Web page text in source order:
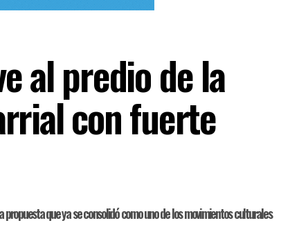
al predio de la
con fuerte
que ya se consolidó como uno de los movimientos culturales